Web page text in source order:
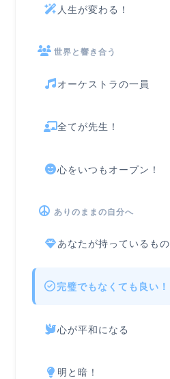
人生が変わる！
世界と響き合う
オーケストラの一員
全てが先生！
心をいつもオープン！
ありのままの自分へ
あなたが持っているもの
完璧でもなくても良い！
心が平和になる
明と暗！